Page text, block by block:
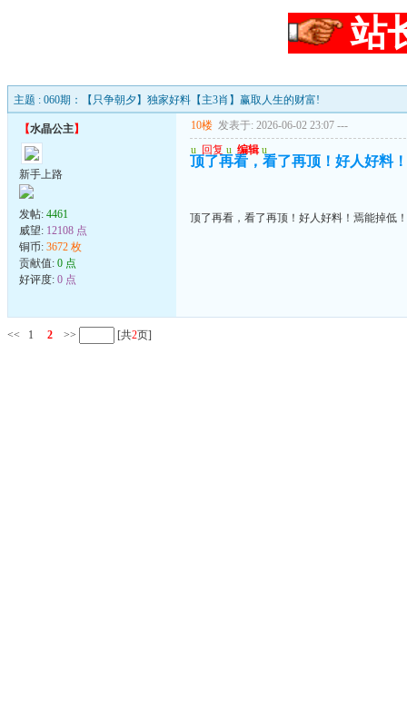
站
主题 : 060期：【只争朝夕】独家好料【主3肖】赢取人生的财富!
【水晶公主】
新手上路
发帖: 4461
威望: 12108 点
铜币: 3672 枚
贡献值: 0 点
好评度: 0 点
10楼 发表于: 2026-06-02 23:07 ---
u 回复 u 编辑 u
顶了再看，看了再顶！好人好料
顶了再看，看了再顶！好人好料！焉能掉低！
<< 1 2 >> [共2页]